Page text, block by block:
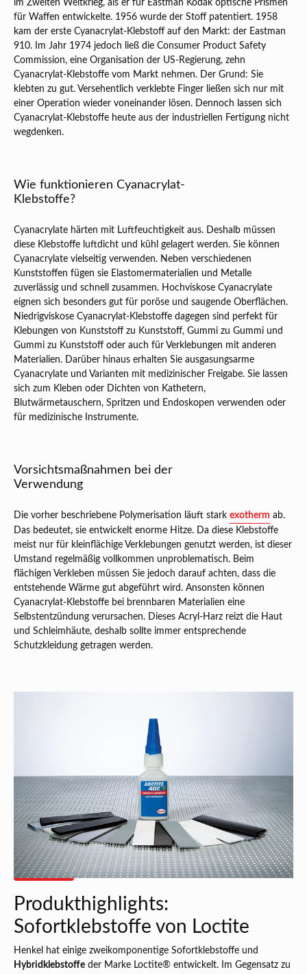
im Zweiten Weltkrieg, als er für Eastman Kodak optische Prismen
für Waffen entwickelte. 1956 wurde der Stoff patentiert. 1958
kam der erste Cyanacrylat-Klebstoff auf den Markt: der Eastman
910. Im Jahr 1974 jedoch ließ die Consumer Product Safety
Commission, eine Organisation der US-Regierung, zehn
Cyanacrylat-Klebstoffe vom Markt nehmen. Der Grund: Sie
klebten zu gut. Versehentlich verklebte Finger ließen sich nur mit
einer Operation wieder voneinander lösen. Dennoch lassen sich
Cyanacrylat-Klebstoffe heute aus der industriellen Fertigung nicht
wegdenken.
Wie funktionieren Cyanacrylat-
Klebstoffe?
Cyanacrylate härten mit Luftfeuchtigkeit aus. Deshalb müssen
diese Klebstoffe luftdicht und kühl gelagert werden. Sie können
Cyanacrylate vielseitig verwenden. Neben verschiedenen
Kunststoffen fügen sie Elastomermaterialien und Metalle
zuverlässig und schnell zusammen. Hochviskose Cyanacrylate
eignen sich besonders gut für poröse und saugende Oberflächen.
Niedrigviskose Cyanacrylat-Klebstoffe dagegen sind perfekt für
Klebungen von Kunststoff zu Kunststoff, Gummi zu Gummi und
Gummi zu Kunststoff oder auch für Verklebungen mit anderen
Materialien. Darüber hinaus erhalten Sie ausgasungsarme
Cyanacrylate und Varianten mit medizinischer Freigabe. Sie lassen
sich zum Kleben oder Dichten von Kathetern,
Blutwärmetauschern, Spritzen und Endoskopen verwenden oder
für medizinische Instrumente.
Vorsichtsmaßnahmen bei der
Verwendung
Die vorher beschriebene Polymerisation läuft stark exotherm ab.
Das bedeutet, sie entwickelt enorme Hitze. Da diese Klebstoffe
meist nur für kleinflächige Verklebungen genutzt werden, ist dieser
Umstand regelmäßig vollkommen unproblematisch. Beim
flächigen Verkleben müssen Sie jedoch darauf achten, dass die
entstehende Wärme gut abgeführt wird. Ansonsten können
Cyanacrylat-Klebstoffe bei brennbaren Materialien eine
Selbstentzündung verursachen. Dieses Acryl-Harz reizt die Haut
und Schleimhäute, deshalb sollte immer entsprechende
Schutzkleidung getragen werden.
Produkthighlights:
Sofortklebstoffe von Loctite
Henkel hat einige zweikomponentige Sofortklebstoffe und
Hybridklebstoffe der Marke Loctite® entwickelt. Im Gegensatz zu